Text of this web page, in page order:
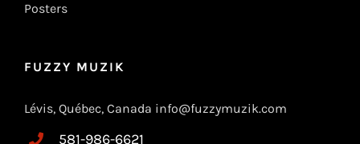
Posters
FUZZY MUZIK
Lévis, Québec, Canada info@fuzzymuzik.com
581-986-6621